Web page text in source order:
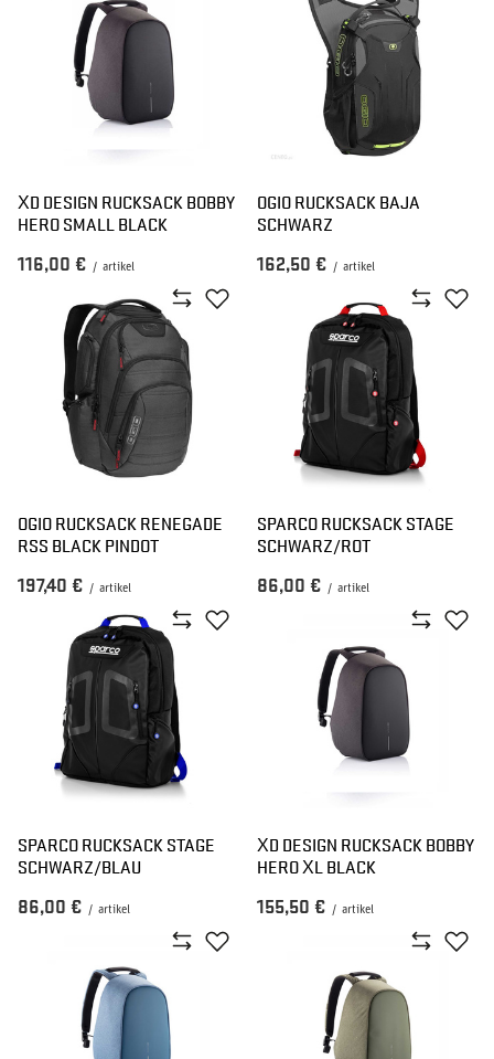
XD DESIGN RUCKSACK BOBBY
HERO SMALL BLACK
116,00 € / artikel
OGIO RUCKSACK BAJA
SCHWARZ
162,50 € / artikel
OGIO RUCKSACK RENEGADE
RSS BLACK PINDOT
197,40 € / artikel
SPARCO RUCKSACK STAGE
SCHWARZ/ROT
86,00 € / artikel
SPARCO RUCKSACK STAGE
SCHWARZ/BLAU
86,00 € / artikel
XD DESIGN RUCKSACK BOBBY
HERO XL BLACK
155,50 € / artikel